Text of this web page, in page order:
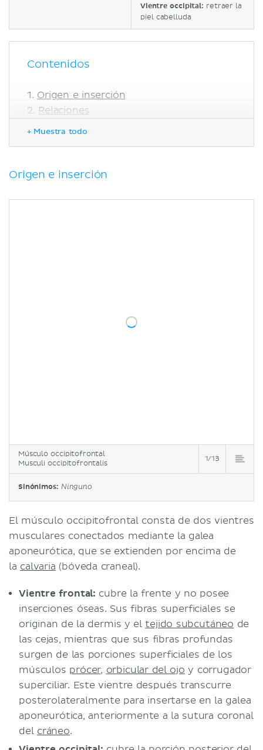
Vientre occipital: retraer la
piel cabelluda
Contenidos
Origen e inserción
Relaciones
Función
+ Muestra todo
Origen e inserción
Músculo occipitofrontal
Musculi occipitofrontalis
1/13
Sinónimos: Ninguno
El músculo occipitofrontal consta de dos vientres
musculares conectados mediante la galea
aponeurótica, que se extienden por encima de
la calvaria (bóveda craneal).
Vientre frontal: cubre la frente y no posee
inserciones óseas. Sus fibras superficiales se
originan de la dermis y eltejido subcutáneo de
las cejas, mientras que sus fibras profundas
surgen de las porciones superficiales de los
músculos prócer, orbicular del ojo y corrugador
superciliar. Este vientre después transcurre
posterolateralmente para insertarse en la galea
aponeurótica, anteriormente a la sutura coronal
del cráneo.